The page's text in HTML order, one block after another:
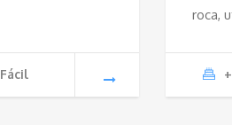
Fácil
roca,